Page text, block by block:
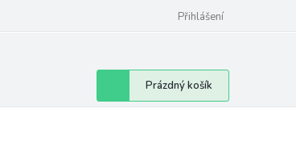
Přihlášení
Nákupní
košík
Prázdný košík